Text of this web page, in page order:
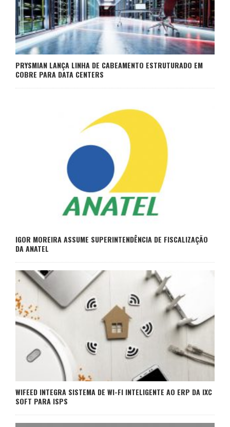
PRYSMIAN LANÇA LINHA DE CABEAMENTO ESTRUTURADO EM
COBRE PARA DATA CENTERS
IGOR MOREIRA ASSUME SUPERINTENDÊNCIA DE FISCALIZAÇÃO
DA ANATEL
WIFEED INTEGRA SISTEMA DE WI-FI INTELIGENTE AO ERP DA IXC
SOFT PARA ISPS